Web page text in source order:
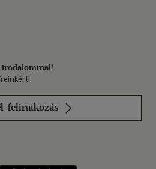
irodalommal!
feliratkozás
ona LinkedInen